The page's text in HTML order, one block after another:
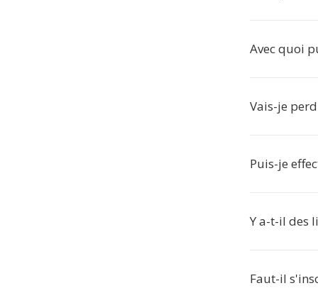
Avec quoi
Vais-je
Puis-je
Y a-t-il des
Faut-il